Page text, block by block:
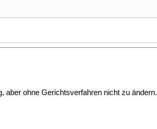
aber ohne Gerichtsverfahren nicht zu ändern.